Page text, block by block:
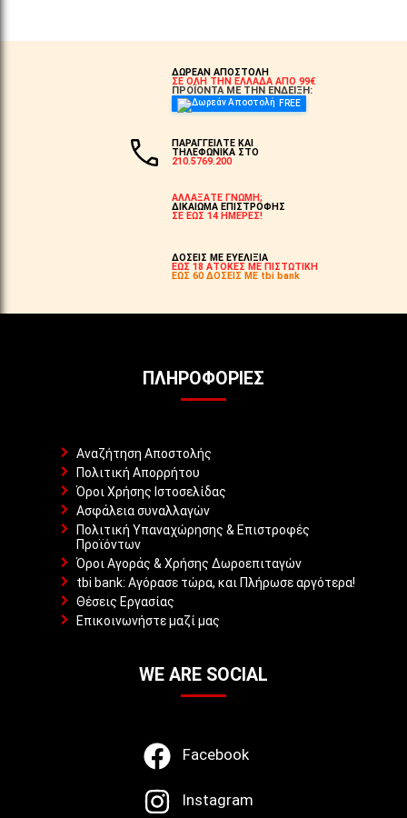
ΔΩΡΕΑΝ ΑΠΟΣΤΟΛΗ
ΣΕ ΟΛΗ ΤΗΝ ΕΛΛΑΔΑ ΑΠΟ 99€
ΠΡΟΪΟΝΤΑ ΜΕ ΤΗΝ ΕΝΔΕΙΞΗ:
FREE
ΠΑΡΑΓΓΕΙΛΤΕ ΚΑΙ
ΤΗΛΕΦΩΝΙΚΑ ΣΤΟ
210.5769.200
ΑΛΛΑΞΑΤΕ ΓΝΩΜΗ;
ΔΙΚΑΙΩΜΑ ΕΠΙΣΤΡΟΦΗΣ
ΣΕ ΕΩΣ 14 ΗΜΕΡΕΣ!
ΔΟΣΕΙΣ ΜΕ ΕΥΕΛΙΞΙΑ
ΕΩΣ 18 ΑΤΟΚΕΣ ΜΕ ΠΙΣΤΩΤΙΚΗ
ΕΩΣ 60 ΔΟΣΕΙΣ ΜΕ tbi bank
ΠΛΗΡΟΦΟΡΊΕΣ
Αναζήτηση Αποστολής
Πολιτική Απορρήτου
Όροι Χρήσης Ιστοσελίδας
Ασφάλεια συναλλαγών
Πολιτική Υπαναχώρησης & Επιστροφές
Προϊόντων
Όροι Αγοράς & Χρήσης Δωροεπιταγών
tbi bank: Αγόρασε τώρα, και Πλήρωσε αργότερα!
Θέσεις Εργασίας
Επικοινωνήστε μαζί μας
WE ARE SOCIAL
Facebook
Instagram